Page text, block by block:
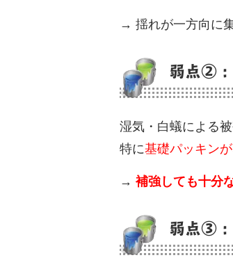
→ 揺れが一方向に集
弱点②
湿気・白蟻による
特に基礎パッキン
→ 補強しても十分
弱点③